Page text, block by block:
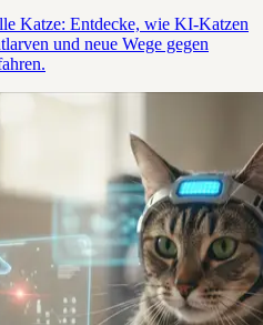
Katze: Entdecke, wie KI-Katzen
und neue Wege gegen